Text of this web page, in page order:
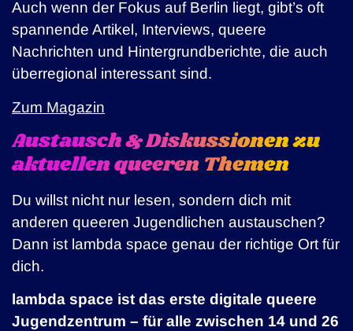
Auch wenn der Fokus auf Berlin liegt, gibt’s oft
spannende Artikel, Interviews, queere
Nachrichten und Hintergrundberichte, die auch
überregional interessant sind.
Zum Magazin
Austausch & Diskussionen zu
aktuellen queeren Themen
Du willst nicht nur lesen, sondern dich mit
anderen queeren Jugendlichen austauschen?
Dann ist lambda space genau der richtige Ort für
dich.
lambda space ist das erste digitale queere
Jugendzentrum – für alle zwischen 14 und 26